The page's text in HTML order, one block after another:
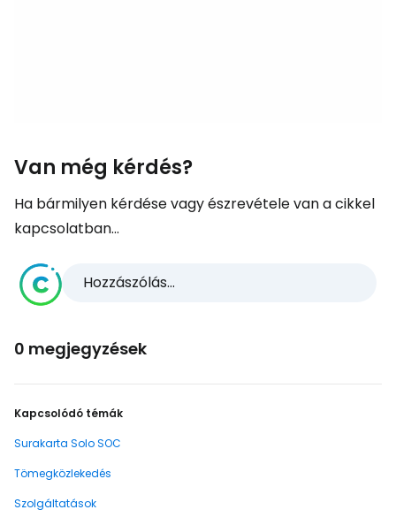
Van még kérdés?
Ha bármilyen kérdése vagy észrevétele van a cikkel
kapcsolatban...
Hozzászólás...
0 megjegyzések
Kapcsolódó témák
Surakarta Solo SOC
Tömegközlekedés
Szolgáltatások